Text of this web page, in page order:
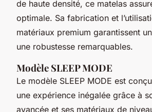
de haute densité, ce matelas
optimale. Sa fabrication et
matériaux premium garantissent
une robustesse remarquables.
Modèle SLEEP MODE
Le modèle SLEEP MODE est
une expérience inégalée grâce à
avancée et ses matériaux de